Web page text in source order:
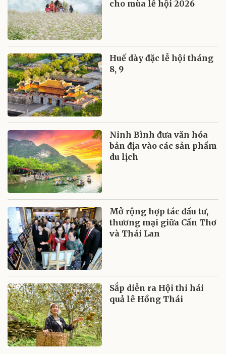
cho mùa lễ hội 2026
Huế dày đặc lễ hội tháng
8, 9
Ninh Bình đưa văn hóa
bản địa vào các sản phẩm
du lịch
Mở rộng hợp tác đầu tư,
thương mại giữa Cần Thơ
và Thái Lan
Sắp diễn ra Hội thi hái
quả lê Hồng Thái